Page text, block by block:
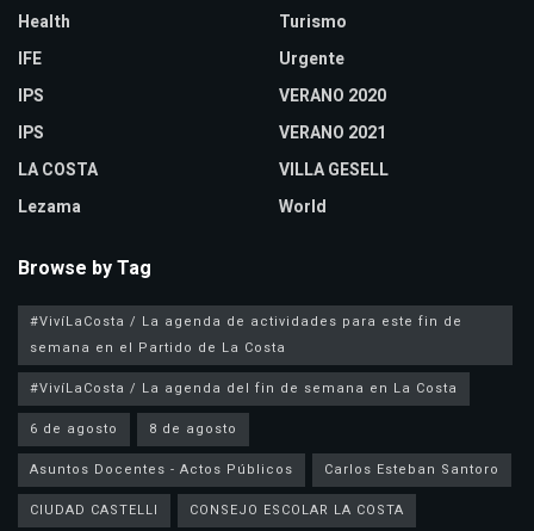
Health
IFE
IPS
IPS
LA COSTA
Lezama
Turismo
Urgente
VERANO 2020
VERANO 2021
VILLA GESELL
World
Browse by Tag
#VivíLaCosta / La agenda de actividades para este fin de
semana en el Partido de La Costa
#VivíLaCosta / La agenda del fin de semana en La Costa
6 de agosto
8 de agosto
Asuntos Docentes - Actos Públicos
Carlos Esteban Santoro
CIUDAD CASTELLI
CONSEJO ESCOLAR LA COSTA